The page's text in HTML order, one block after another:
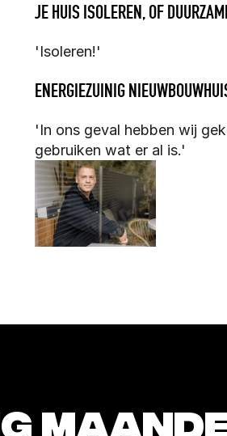
JE HUIS ISOLEREN, OF
'Isoleren!'
ENERGIEZUINIG
'In ons geval hebben wij
gebruiken wat er al is.'